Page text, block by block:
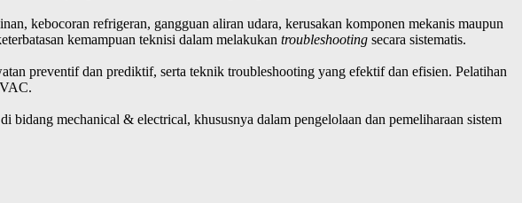
kebocoran refrigeran, gangguan aliran udara, kerusakan komponen mekanis maupun
kemampuan teknisi dalam melakukan troubleshooting secara sistematis.
preventif dan prediktif, serta teknik troubleshooting yang efektif dan efisien. Pelatihan
bidang mechanical & electrical, khususnya dalam pengelolaan dan pemeliharaan sistem